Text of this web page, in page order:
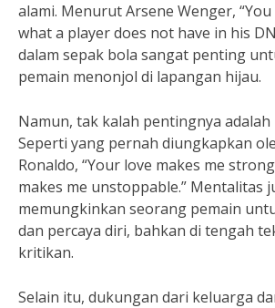
alami. Menurut Arsene Wenger,
what a player does not have in his
dalam sepak bola sangat penting
pemain menonjol di lapangan hijau.
Namun, tak kalah pentingnya
Seperti yang pernah diungkapkan
Ronaldo, “Your love makes me
makes me unstoppable.” Mentalitas
memungkinkan seorang pemain
dan percaya diri, bahkan di tengah
kritikan.
Selain itu, dukungan dari keluarga